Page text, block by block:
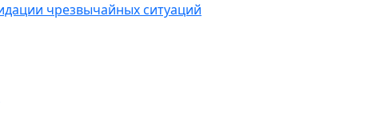
чрезвычайных ситуаций